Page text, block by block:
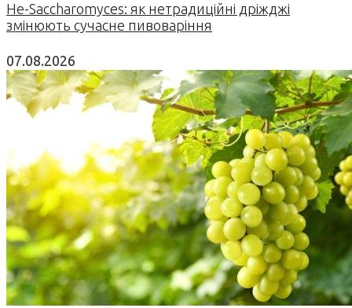
Не-Saccharomyces: як нетрадиційні дріжджі
змінюють сучасне пивоваріння
07.08.2026